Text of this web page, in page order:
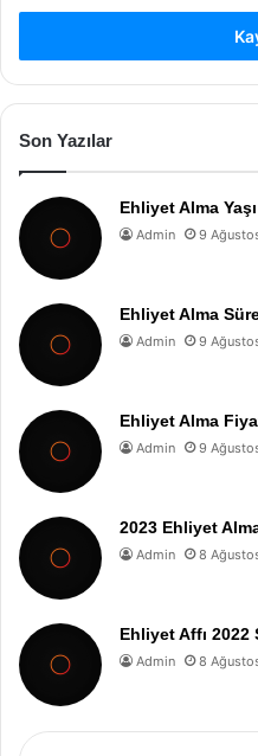
Son Yazılar
Ehliyet Alma
Admin 9
Ehliyet Alma
Admin 9
Ehliyet Alma
Admin 9
2023 Ehliyet
Admin 8
Ehliyet Affı
Admin 8